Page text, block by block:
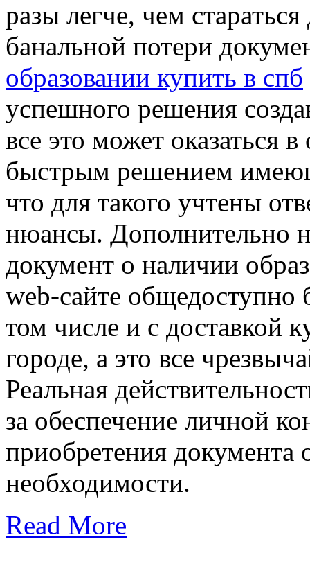
разы легче, чем
банальной потери
образовании купить в спб
успешного решения
все это может оказаться
быстрым решением
что для такого учтены
нюансы. Дополнительно
документ о наличии
web-сайте общедоступно
том числе и с доставкой
городе, а это все
Реальная
за обеспечение личной
приобретения документа
необходимости.
Read More